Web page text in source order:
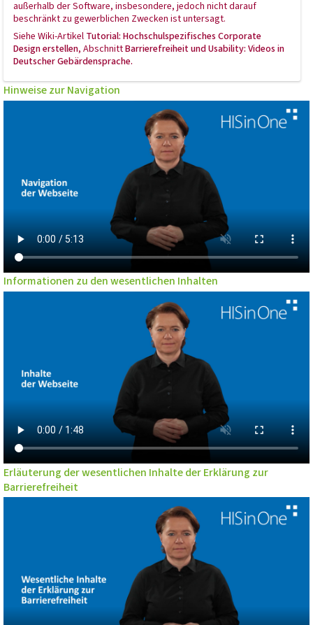
außerhalb der Software, insbesondere, jedoch nicht darauf
beschränkt zu gewerblichen Zwecken ist untersagt.
Siehe Wiki-Artikel Tutorial: Hochschulspezifisches Corporate
Design erstellen, AbschnittBarrierefreiheit und Usability: Videos in
Deutscher Gebärdensprache.
Hinweise zur Navigation
Informationen zu den wesentlichen Inhalten
Erläuterung der wesentlichen Inhalte der Erklärung zur
Barrierefreiheit